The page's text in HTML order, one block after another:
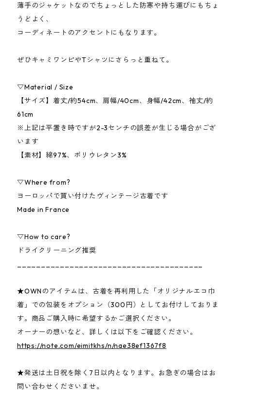
薄手のジャケットなのでちょっとした防寒や持ち運びにもちょ
うどよく、
コーディネートのアクセントにもなります。
ぜひキャミワンピやTシャツにさらっと重ねて。
▽Material / Size
【サイズ】着丈/約54cm、肩幅/40cm、身幅/42cm、袖丈/約
61cm
※上記は平置き時ですが2-3センチの誤差が生じる場合がござ
います
【素材】綿97%、ポリウレタン3%
▽Where from?
ヨーロッパで買い付けたヴィンテージ古着です
Made in France
▽How to care?
ドライクリーニング推奨
★OWNのアイテムは、古着を再利用した「オリジナルエコ巾
着」での包装をオプション（300円）としてお付けしておりま
す。商品ご購入時に希望するかご選択ください。
オーナーの想いなど、詳しくは以下をご確認ください。
https://note.com/eimitkhs/n/nae38ef1367f8
★発送は土日祝を除く7日以内となります。お急ぎの場合はお
問い合わせくださいませ。